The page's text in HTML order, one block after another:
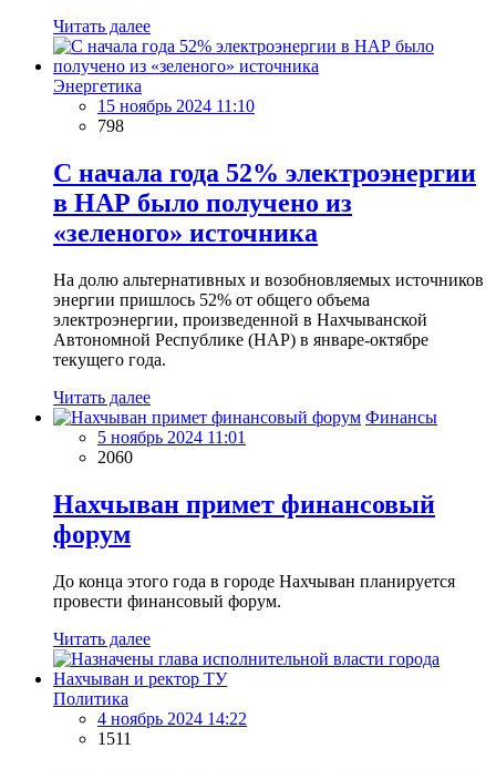
Читать далее
Энергетика
15 ноябрь 2024 11:10
798
С начала года 52% электроэнергии
в НАР было получено из
«зеленого» источника
На долю альтернативных и возобновляемых источников
энергии пришлось 52% от общего объема
электроэнергии, произведенной в Нахчыванской
Автономной Республике (НАР) в январе-октябре
текущего года.
Читать далее
Финансы
5 ноябрь 2024 11:01
2060
Нахчыван примет финансовый
форум
До конца этого года в городе Нахчыван планируется
провести финансовый форум.
Читать далее
Политика
4 ноябрь 2024 14:22
1511